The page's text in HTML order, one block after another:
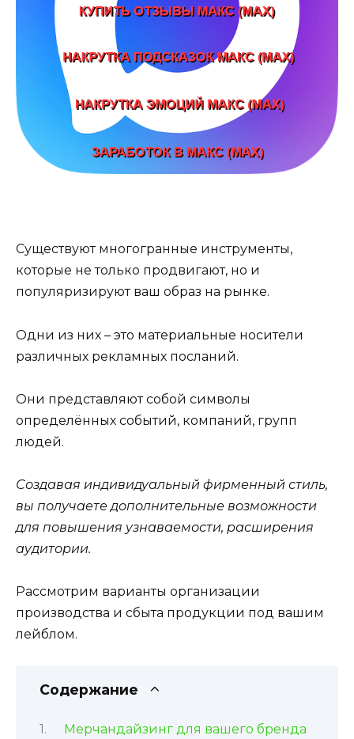
Существуют многогранные инструменты,
которые не только продвигают, но и
популяризируют ваш образ на рынке.
Одни из них – это материальные носители
различных рекламных посланий.
Они представляют собой символы
определённых событий, компаний, групп
людей.
Создавая индивидуальный фирменный стиль,
вы получаете дополнительные возможности
для повышения узнаваемости, расширения
аудитории.
Рассмотрим варианты организации
производства и сбыта продукции под вашим
лейблом.
Содержание
Мерчандайзинг для вашего бренда